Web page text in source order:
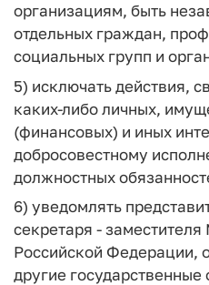
организациям, быть
отдельных граждан,
социальных групп и
5) исключать действия,
каких-либо личных,
(финансовых) и иных
добросовестному
должностных
6) уведомлять
секретаря -
Российской Федерации,
другие государственные